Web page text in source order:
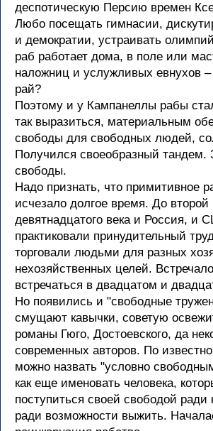
деспотическую Персию времен
Любо посещать гимнасии,
и демократии, устраивать
раб работает дома, в поле или
наложниц и услужливых евнухов
рай?
Поэтому и у Кампанеллы рабы
так выразиться, материальным
свободы для свободных людей,
Получился своеобразный тандем.
свободы.
Надо признать, что примитивное
исчезало долгое время. До
девятнадцатого века и Россия, и
практиковали принудительный
торговали людьми для разных
нехозяйственных целей.
встречаться в двадцатом и
Но появились и "свободные
смущают кавычки, советую
романы Гюго, Достоевского, да
современных авторов. По
можно назвать "условно
как еще именовать человека,
поступиться своей свободой ради
ради возможности выжить.